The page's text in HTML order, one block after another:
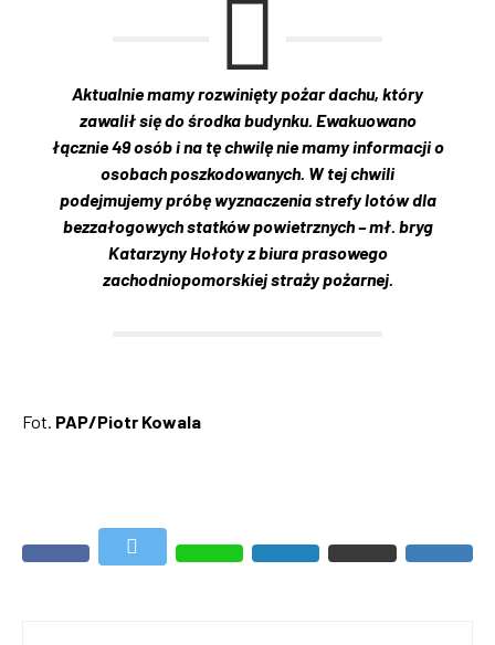
Aktualnie mamy rozwinięty pożar dachu, który
zawalił się do środka budynku. Ewakuowano
łącznie 49 osób i na tę chwilę nie mamy informacji o
osobach poszkodowanych. W tej chwili
podejmujemy próbę wyznaczenia strefy lotów dla
bezzałogowych statków powietrznych – mł. bryg
Katarzyny Hołoty z biura prasowego
zachodniopomorskiej straży pożarnej.
Fot. PAP/Piotr Kowala